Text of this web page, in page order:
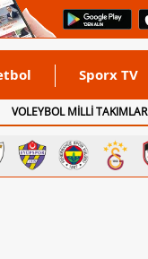
Sporx TV
VOLEYBOL MİLLİ TAKIMLAR